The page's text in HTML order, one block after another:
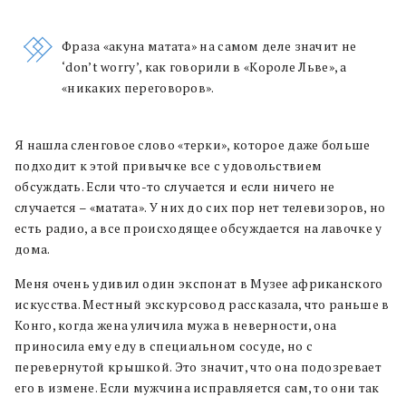
Фраза «акуна матата» на самом деле значит не
‘don’t worry’, как говорили в «Короле Льве», а
«никаких переговоров».
Я нашла сленговое слово «терки», которое даже больше
подходит к этой привычке все с удовольствием
обсуждать. Если что-то случается и если ничего не
случается – «матата». У них до сих пор нет телевизоров, но
есть радио, а все происходящее обсуждается на лавочке у
дома.
Меня очень удивил один экспонат в Музее африканского
искусства. Местный экскурсовод рассказала, что раньше в
Конго, когда жена уличила мужа в неверности, она
приносила ему еду в специальном сосуде, но с
перевернутой крышкой. Это значит, что она подозревает
его в измене. Если мужчина исправляется сам, то они так